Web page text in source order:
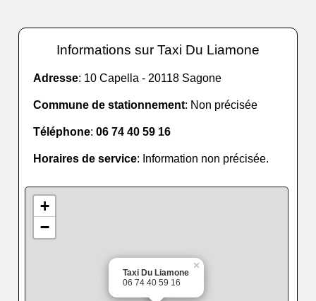
Informations sur Taxi Du Liamone
Adresse: 10 Capella - 20118 Sagone
Commune de stationnement: Non précisée
Téléphone:06 74 40 59 16
Horaires de service: Information non précisée.
Taxi Du Liamone
06 74 40 59 16
×
+
−